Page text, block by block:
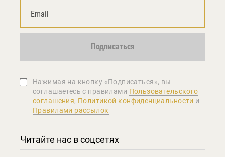
Подписаться
Нажимая на кнопку «Подписаться», вы
соглашаетеcь с правилами Пользовательского
соглашения, Политикой конфиденциальности и
Правилами рассылок
Читайте нас в соцсетях